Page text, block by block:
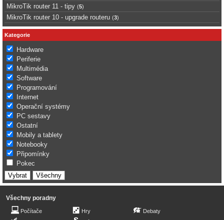
MikroTik router 11 - tipy (5)
MikroTik router 10 - upgrade routeru (3)
Kategorie
Hardware
Periferie
Multimédia
Software
Programování
Internet
Operační systémy
PC sestavy
Ostatní
Mobily a tablety
Notebooky
Připomínky
Pokec
Všechny poradny
Počítače
Hry
Debaty